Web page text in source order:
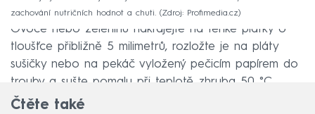
zachování nutričních hodnot a chuti.
Zdroj: Profimedia.cz
Ovoce nebo zeleninu nakrájejte na tenké plátky o
tloušťce přibližně 5 milimetrů, rozložte je na pláty
sušičky nebo na pekáč vyložený pečicím papírem do
trouby a sušte pomalu při teplotě zhruba 50 °C.
Čtěte také